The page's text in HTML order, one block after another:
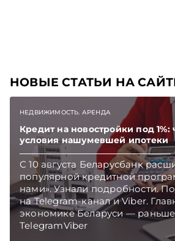
НОВЫЕ СТАТЬИ НА
НЕДВИЖИМОСТЬ. АРЕНДА
Кредит на новостройки под 1%:
условия нашумевшей ипотеки
С 10 августа Беларусбанк
популярной кредитной
нами». Узнали подробности.
на Telegram‑канал и Viber.
экономике Беларуси —
TelegramViber